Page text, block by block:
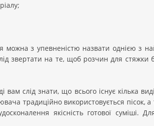
можна з упевненістю назвати однією з
звертати на те, щоб розчин для стяжки
слід знати, що всього існує кілька
традиційно використовується пісок,
якісність готової суміші.